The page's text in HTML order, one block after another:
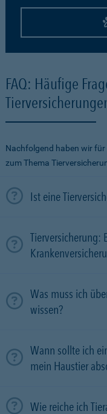
FAQ: Häufige
Nachfolgend haben wir für
zum Thema
Ist eine
Tierversicherung:
Was muss ich
wissen?
Wann sollte ich
mein Haustier
Wie reiche ich